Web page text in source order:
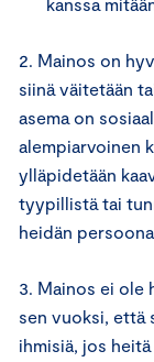
2. Mainos on
siinä väitetään
asema on
alempiarvoinen
ylläpidetään
tyypillistä tai
heidän
3. Mainos ei ole
sen vuoksi, että
ihmisiä, jos